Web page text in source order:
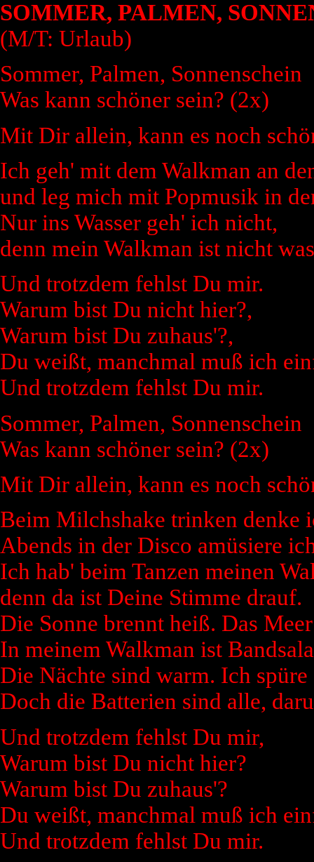
SOMMER, PALMEN,
(M/T: Urlaub)
Sommer, Palmen, Sonnenschein
Was kann schöner sein? (2x)
Mit Dir allein, kann es noch
Ich geh' mit dem Walkman an
und leg mich mit Popmusik in
Nur ins Wasser geh' ich nicht,
denn mein Walkman ist nicht
Und trotzdem fehlst Du mir.
Warum bist Du nicht hier?,
Warum bist Du zuhaus'?,
Du weißt, manchmal muß ich
Und trotzdem fehlst Du mir.
Sommer, Palmen, Sonnenschein
Was kann schöner sein? (2x)
Mit Dir allein, kann es noch
Beim Milchshake trinken denke
Abends in der Disco amüsiere
Ich hab' beim Tanzen meinen
denn da ist Deine Stimme drauf.
Die Sonne brennt heiß. Das
In meinem Walkman ist
Die Nächte sind warm. Ich
Doch die Batterien sind alle,
Und trotzdem fehlst Du mir,
Warum bist Du nicht hier?
Warum bist Du zuhaus'?
Du weißt, manchmal muß ich
Und trotzdem fehlst Du mir.